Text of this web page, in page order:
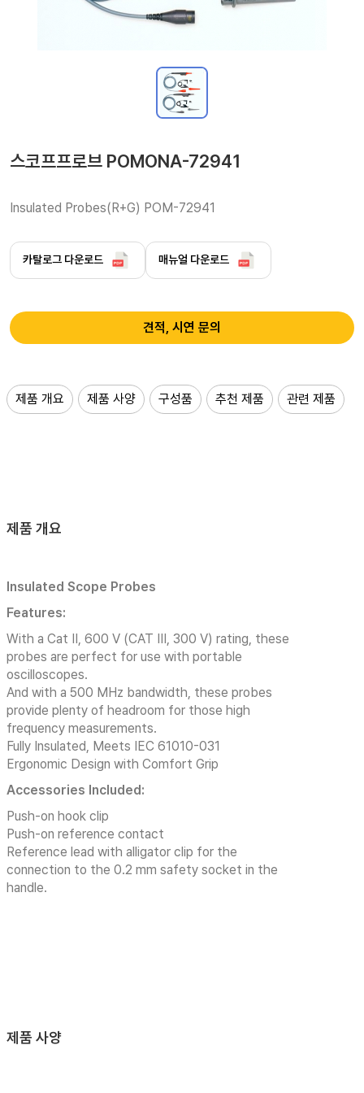
스코프프로브 POMONA-72941
Insulated Probes(R+G) POM-72941
카탈로그 다운로드 매뉴얼 다운로드
견적, 시연 문의
제품 개요 제품 사양 구성품 추천 제품 관련 제품
제품 개요
Insulated Scope Probes
Features:
With a Cat II, 600 V (CAT III, 300 V) rating, these
probes are perfect for use with portable
oscilloscopes.
And with a 500 MHz bandwidth, these probes
provide plenty of headroom for those high
frequency measurements.
Fully Insulated, Meets IEC 61010-031
Ergonomic Design with Comfort Grip
Accessories Included:
Push-on hook clip
Push-on reference contact
Reference lead with alligator clip for the
connection to the 0.2 mm safety socket in the
handle.
제품 사양